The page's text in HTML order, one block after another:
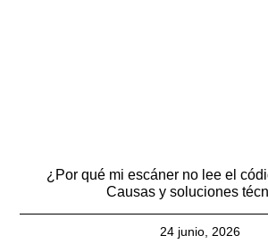
¿Por qué mi escáner no lee el
Causas y soluciones
24 junio, 2026